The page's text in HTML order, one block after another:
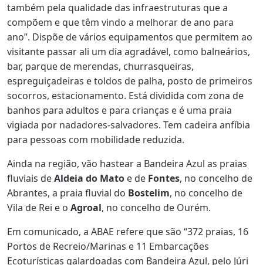
também pela qualidade das infraestruturas que a
compõem e que têm vindo a melhorar de ano para
ano”. Dispõe de vários equipamentos que permitem ao
visitante passar ali um dia agradável, como balneários,
bar, parque de merendas, churrasqueiras,
espreguiçadeiras e toldos de palha, posto de primeiros
socorros, estacionamento. Está dividida com zona de
banhos para adultos e para crianças e é uma praia
vigiada por nadadores-salvadores. Tem cadeira anfíbia
para pessoas com mobilidade reduzida.
Ainda na região, vão hastear a Bandeira Azul as praias
fluviais deAldeia do Mato e de Fontes, no concelho de
Abrantes, a praia fluvial do Bostelim, no concelho de
Vila de Rei e o Agroal, no concelho de Ourém.
Em comunicado, a ABAE refere que são “372 praias, 16
Portos de Recreio/Marinas e 11 Embarcações
Ecoturísticas galardoadas com Bandeira Azul, pelo Júri